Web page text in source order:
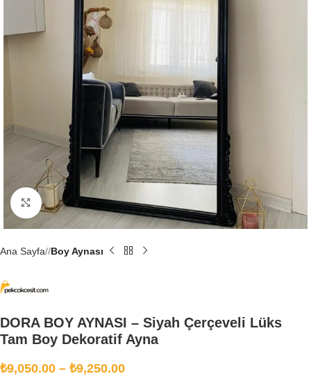
Büyütmek için tıklayın
Ana Sayfa/ Boy Aynası
DORA BOY AYNASI – Siyah Çerçeveli Lüks
Tam Boy Dekoratif Ayna
₺9,050.00 – ₺9,250.00